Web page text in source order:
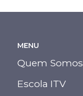
MENU
Quem Somos
Escola ITV